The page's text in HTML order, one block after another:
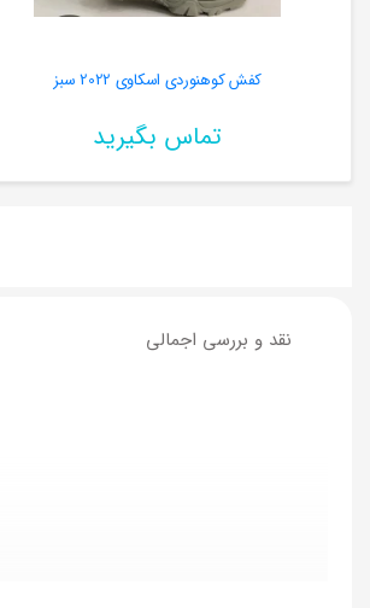
کفش کوهنوردی اسکاوی 2022 سبز
تماس بگیرید
نقد و بررسی اجمالی